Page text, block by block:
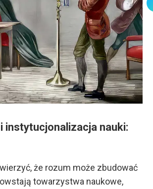
instytucjonalizacja nauki:
że rozum może zbudować
towarzystwa naukowe,